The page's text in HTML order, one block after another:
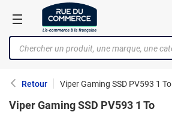
Retour Viper Gaming SSD PV593 1 To
Viper Gaming SSD PV593 1 To